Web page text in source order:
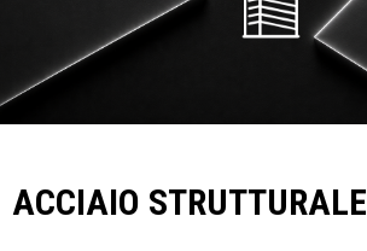
ACCIAIO